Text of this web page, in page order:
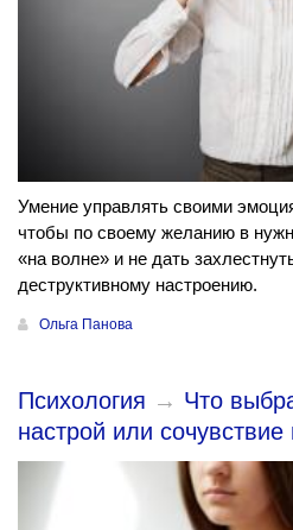
Умение управлять своими
чтобы по своему желанию в
«на волне» и не дать
деструктивному настроению.
Ольга Панова
Психология → Что
настрой или сочувствие